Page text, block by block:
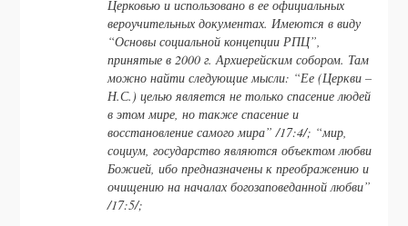
Церковью и использовано в ее официальных
вероучительных документах. Имеются в виду
“Основы социальной концепции РПЦ”,
принятые в 2000 г. Архиерейским собором. Там
можно найти следующие мысли: “Ее (Церкви –
Н.С.) целью является не только спасение людей
в этом мире, но также спасение и
восстановление самого мира” /17:4/; “мир,
социум, государство являются объектом любви
Божией, ибо предназначены к преображению и
очищению на началах богозаповеданной любви”
/17:5/;